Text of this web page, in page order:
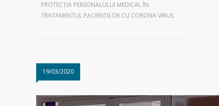
PROTECȚIA PERSONALULUI MEDICAL ÎN
TRATAMENTUL PACIENȚILOR CU CORONA VIRUS
19/03/2020